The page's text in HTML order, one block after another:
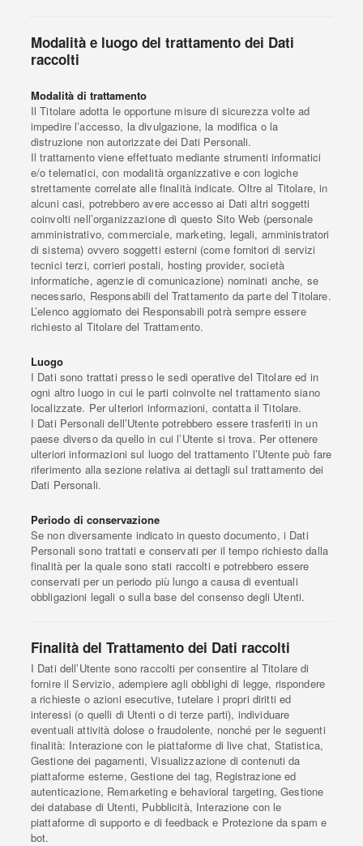
Modalità e luogo del trattamento dei Dati
raccolti
Modalità di trattamento
Il Titolare adotta le opportune misure di sicurezza volte ad
impedire l’accesso, la divulgazione, la modifica o la
distruzione non autorizzate dei Dati Personali.
Il trattamento viene effettuato mediante strumenti informatici
e/o telematici, con modalità organizzative e con logiche
strettamente correlate alle finalità indicate. Oltre al Titolare, in
alcuni casi, potrebbero avere accesso ai Dati altri soggetti
coinvolti nell’organizzazione di questo Sito Web (personale
amministrativo, commerciale, marketing, legali, amministratori
di sistema) ovvero soggetti esterni (come fornitori di servizi
tecnici terzi, corrieri postali, hosting provider, società
informatiche, agenzie di comunicazione) nominati anche, se
necessario, Responsabili del Trattamento da parte del Titolare.
L’elenco aggiornato dei Responsabili potrà sempre essere
richiesto al Titolare del Trattamento.
Luogo
I Dati sono trattati presso le sedi operative del Titolare ed in
ogni altro luogo in cui le parti coinvolte nel trattamento siano
localizzate. Per ulteriori informazioni, contatta il Titolare.
I Dati Personali dell’Utente potrebbero essere trasferiti in un
paese diverso da quello in cui l’Utente si trova. Per ottenere
ulteriori informazioni sul luogo del trattamento l’Utente può fare
riferimento alla sezione relativa ai dettagli sul trattamento dei
Dati Personali.
Periodo di conservazione
Se non diversamente indicato in questo documento, i Dati
Personali sono trattati e conservati per il tempo richiesto dalla
finalità per la quale sono stati raccolti e potrebbero essere
conservati per un periodo più lungo a causa di eventuali
obbligazioni legali o sulla base del consenso degli Utenti.
Finalità del Trattamento dei Dati raccolti
I Dati dell’Utente sono raccolti per consentire al Titolare di
fornire il Servizio, adempiere agli obblighi di legge, rispondere
a richieste o azioni esecutive, tutelare i propri diritti ed
interessi (o quelli di Utenti o di terze parti), individuare
eventuali attività dolose o fraudolente, nonché per le seguenti
finalità: Interazione con le piattaforme di live chat, Statistica,
Gestione dei pagamenti, Visualizzazione di contenuti da
piattaforme esterne, Gestione dei tag, Registrazione ed
autenticazione, Remarketing e behavioral targeting, Gestione
dei database di Utenti, Pubblicità, Interazione con le
piattaforme di supporto e di feedback e Protezione da spam e
bot.